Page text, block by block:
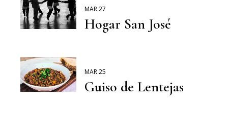
MAR 27
Hogar San José
MAR 25
Guiso de Lentejas